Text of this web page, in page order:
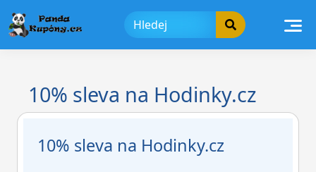
to
content
10% sleva na Hodinky.cz
10% sleva na Hodinky.cz